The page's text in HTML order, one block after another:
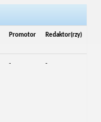
Promotor Redaktor(rzy)
- -